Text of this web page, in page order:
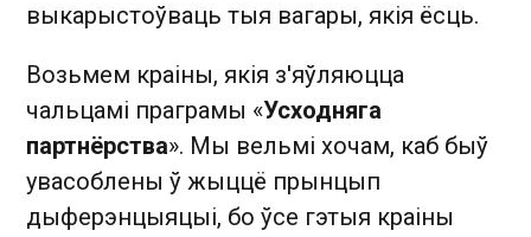
выкарыстоўваць тыя вагары, якія ёсць.
Возьмем краіны, якія з'яўляюцца
чальцамі праграмы «Усходняга
партнёрства». Мы вельмі хочам, каб быў
увасоблены ў жыццё прынцып
дыферэнцыяцыі, бо ўсе гэтыя краіны